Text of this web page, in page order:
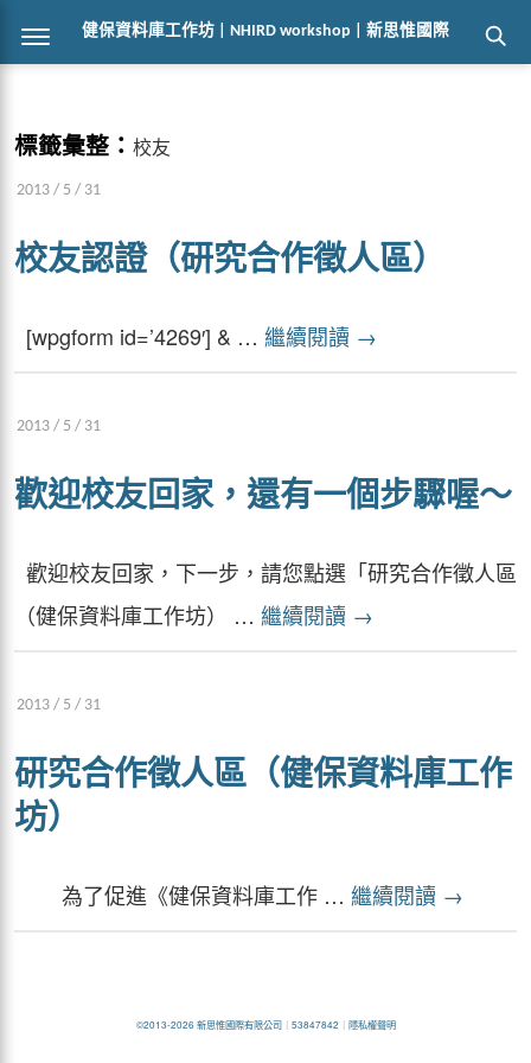
健保資料庫工作坊 | NHIRD workshop | 新思惟國際
標籤彙整： 校友
2013 / 5 / 31
校友認證（研究合作徵人區）
[wpgform id=’4269′] & … 繼續閱讀 →
2013 / 5 / 31
歡迎校友回家，還有一個步驟喔～
歡迎校友回家，下一步，請您點選「研究合作徵人區
（健保資料庫工作坊） … 繼續閱讀 →
2013 / 5 / 31
研究合作徵人區（健保資料庫工作
坊）
為了促進《健保資料庫工作 … 繼續閱讀 →
©2013-2026 新思惟國際有限公司｜ 53847842 ｜ 隱私權聲明